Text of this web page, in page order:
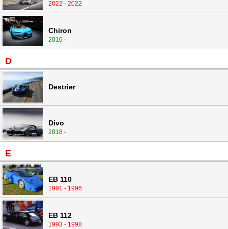
2022 - 2022
Chiron
2016 -
D
Destrier
Divo
2018 -
E
EB 110
1991 - 1996
EB 112
1993 - 1998